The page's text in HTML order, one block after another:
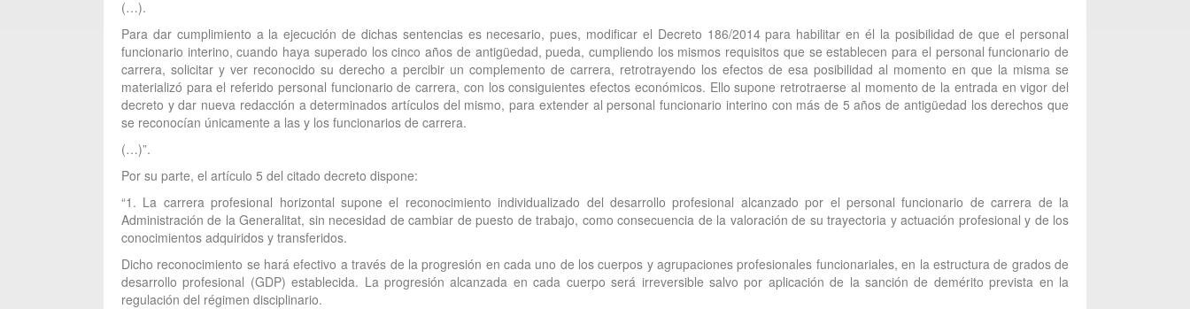
(…).
Para dar cumplimiento a la ejecución de dichas sentencias es necesario, pues, modificar el Decreto 186/2014 para habilitar en él la posibilidad de que el personal
funcionario interino, cuando haya superado los cinco años de antigüedad, pueda, cumpliendo los mismos requisitos que se establecen para el personal funcionario de
carrera, solicitar y ver reconocido su derecho a percibir un complemento de carrera, retrotrayendo los efectos de esa posibilidad al momento en que la misma se
materializó para el referido personal funcionario de carrera, con los consiguientes efectos económicos. Ello supone retrotraerse al momento de la entrada en vigor del
decreto y dar nueva redacción a determinados artículos del mismo, para extender al personal funcionario interino con más de 5 años de antigüedad los derechos que
se reconocían únicamente a las y los funcionarios de carrera.
(…)”.
Por su parte, el artículo 5 del citado decreto dispone:
“1. La carrera profesional horizontal supone el reconocimiento individualizado del desarrollo profesional alcanzado por el personal funcionario de carrera de la
Administración de la Generalitat, sin necesidad de cambiar de puesto de trabajo, como consecuencia de la valoración de su trayectoria y actuación profesional y de los
conocimientos adquiridos y transferidos.
Dicho reconocimiento se hará efectivo a través de la progresión en cada uno de los cuerpos y agrupaciones profesionales funcionariales, en la estructura de grados de
desarrollo profesional (GDP) establecida. La progresión alcanzada en cada cuerpo será irreversible salvo por aplicación de la sanción de demérito prevista en la
regulación del régimen disciplinario.